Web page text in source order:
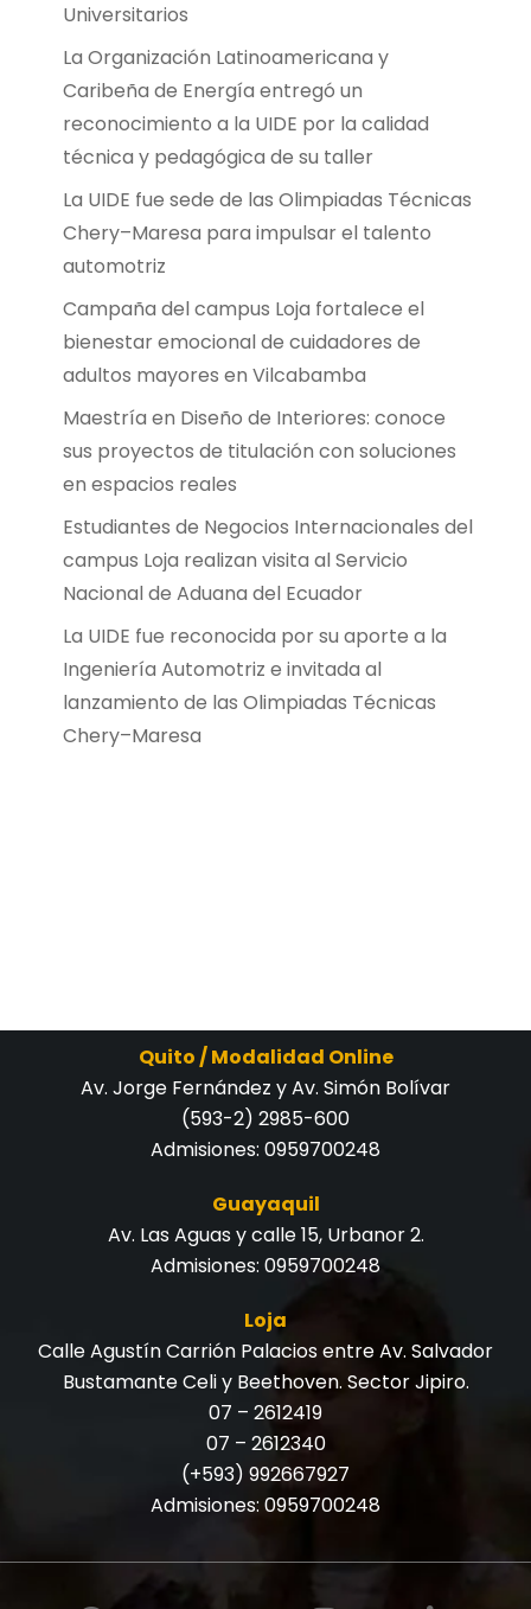
Universitarios
La Organización Latinoamericana y
Caribeña de Energía entregó un
reconocimiento a la UIDE por la calidad
técnica y pedagógica de su taller
La UIDE fue sede de las Olimpiadas Técnicas
Chery–Maresa para impulsar el talento
automotriz
Campaña del campus Loja fortalece el
bienestar emocional de cuidadores de
adultos mayores en Vilcabamba
Maestría en Diseño de Interiores: conoce
sus proyectos de titulación con soluciones
en espacios reales
Estudiantes de Negocios Internacionales del
campus Loja realizan visita al Servicio
Nacional de Aduana del Ecuador
La UIDE fue reconocida por su aporte a la
Ingeniería Automotriz e invitada al
lanzamiento de las Olimpiadas Técnicas
Chery–Maresa
Quito / Modalidad Online
Av. Jorge Fernández y Av. Simón Bolívar
(593-2) 2985-600
Admisiones: 0959700248
Guayaquil
Av. Las Aguas y calle 15, Urbanor 2.
Admisiones: 0959700248
Loja
Calle Agustín Carrión Palacios entre Av. Salvador
Bustamante Celi y Beethoven. Sector Jipiro.
07 – 2612419
07 – 2612340
(+593) 992667927
Admisiones: 0959700248